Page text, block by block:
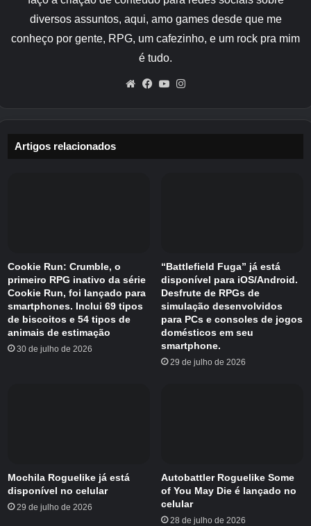
A temporada também tem um novo Quest
Giver que pede ajuda e traz alguns rostos
Lanternas de Memória são inesperadamente
os esforços de restauração.
Ao longo da temporada, existem até doze
dispositivos exclusivos que você pode
desbloquear completando as doze missões da
temporada. As duas primeiras missões serão
Lightmending em Sky: Children of the Light
abaixo.
diversos assuntos, aqui, amo games desde que me
conheço por gente, RPG, um cafezinho, e um rock pra mim
é tudo.
WebsiteFacebook
YouTube
Artigos relacionados
Cookie Run: Crumble, o
primeiro RPG inativo da série
Cookie Run, foi lançado para
smartphones. Inclui 69 tipos
de biscoitos e 54 tipos de
animais de estimação
30 de julho de 2026
“Battlefield Fuga” já está
disponível para iOS/Android.
Desfrute de RPGs de
simulação desenvolvidos
para PCs e consoles de jogos
domésticos em seu
smartphone.
29 de julho de 2026
Mochila Roguelike já está
disponível no celular
29 de julho de 2026
Autobattler Roguelike Some
of You May Die é lançado no
celular
28 de julho de 2026